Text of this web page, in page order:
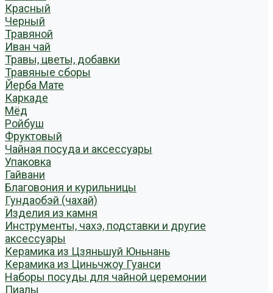
Красный
Черный
Травяной
Иван чай
Травы, цветы, добавки
Травяные сборы
Йерба Мате
Каркаде
Мёд
Ройбуш
Фруктовый
Чайная посуда и аксессуары
Упаковка
Гайвани
Благовония и курильницы
Гундаобэй (чахай)
Изделия из камня
Инструменты, чахэ, подставки и другие
аксессуары
Керамика из Цзяньшуй Юньнань
Керамика из Циньчжоу Гуанси
Наборы посуды для чайной церемонии
Пиалы